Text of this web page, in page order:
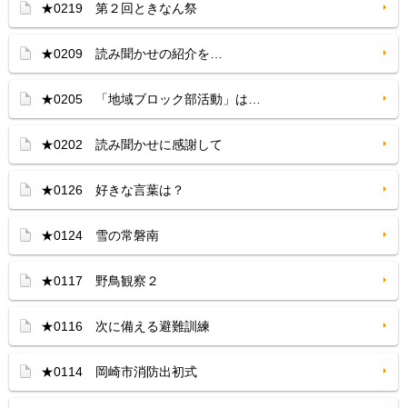
★0219 第２回ときなん祭
★0209 読み聞かせの紹介を…
★0205 「地域ブロック部活動」は…
★0202 読み聞かせに感謝して
★0126 好きな言葉は？
★0124 雪の常磐南
★0117 野鳥観察２
★0116 次に備える避難訓練
★0114 岡崎市消防出初式